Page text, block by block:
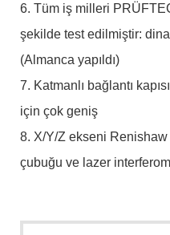
6. Tüm iş milleri
şekilde test edilmiştir:
(Almanca yapıldı)
7. Katmanlı bağlantı
için çok geniş
8. X/Y/Z ekseni
çubuğu ve lazer